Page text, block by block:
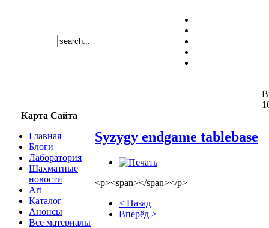
Карта Сайта
Главная
Блоги
Лаборатория
Шахматные
новости
Art
Каталог
Анонсы
Все материалы
Syzygy endgame tablebase
<p><span></span></p>
< Назад
Вперёд >